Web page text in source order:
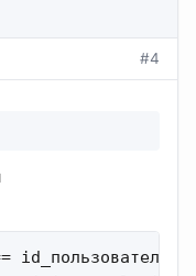
#4
id_пользователя